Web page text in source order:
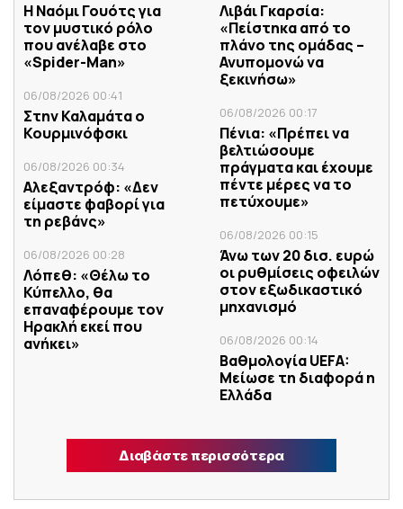
Η Ναόμι Γουότς για
τον μυστικό ρόλο
που ανέλαβε στο
«Spider-Man»
06/08/2026 00:41
Στην Καλαμάτα ο
Κουρμινόφσκι
06/08/2026 00:34
Αλεξαντρόφ: «Δεν
είμαστε φαβορί για
τη ρεβάνς»
06/08/2026 00:28
Λόπεθ: «Θέλω το
Κύπελλο, θα
επαναφέρουμε τον
Ηρακλή εκεί που
ανήκει»
Λιβάι Γκαρσία:
«Πείστηκα από το
πλάνο της ομάδας –
Ανυπομονώ να
ξεκινήσω»
06/08/2026 00:17
Πένια: «Πρέπει να
βελτιώσουμε
πράγματα και έχουμε
πέντε μέρες να το
πετύχουμε»
06/08/2026 00:15
Άνω των 20 δισ. ευρώ
οι ρυθμίσεις οφειλών
στον εξωδικαστικό
μηχανισμό
06/08/2026 00:14
Βαθμολογία UEFA:
Μείωσε τη διαφορά η
Ελλάδα
Διαβάστε περισσότερα